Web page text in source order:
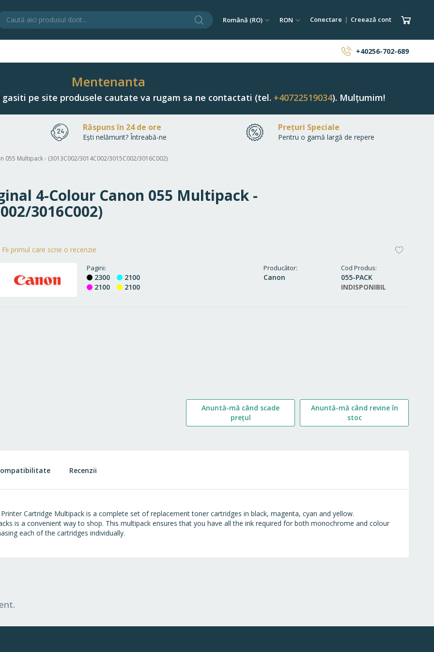
CăutareLimba
Română (RO) Monedă
RON Conectare Creează cont Coșul
+40256-702-689
Mentenanta
pe site produsele cautate va rugam sa ne contactati (tel. +40722519034). Mulțumim!
Răspuns în 24 de ore
Ești nelămurit? Întreabă-ne
Prețuri Speciale
Pentru o gamă largă de repere
Multipack - (3013C002/3014C002/3015C002/3016C002)
4-Colour Canon 055 Multipack -
3016C002)
Producător
Canon
Cod Produs
055-PACK
INDISPONIBIL
Fii primul care scrie o recenzie
Pagini
2300
2100
2100
2100
Anuntă-mă când scade
prețul
Anuntă-mă când revine în
stoc
Cartridge Multipack is a complete set of replacement toner cartridges in black, magenta, cyan and yellow.
is a convenient way to shop. This multipack ensures that you have all the ink required for both monochrome and colour
each of the cartridges individually.
Recenzii